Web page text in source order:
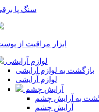
سنگ پا
ابزار مراقبت از
لوازم آرایشی
بازگشت به لوازم آرایشی
لوازم آرایشی
آرایش چشم
به آرایش چشم
آرایش چشم